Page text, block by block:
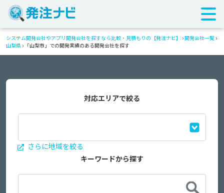
システム開発会社やアプリ開発会社を探すなら比較・見積もりの【発注ナビ】 ›開発会社一覧 ›
山梨県 › 「山梨市」での開発実績のある開発会社を探す
対応エリアで絞る
さらに地域を絞る
キーワードから探す